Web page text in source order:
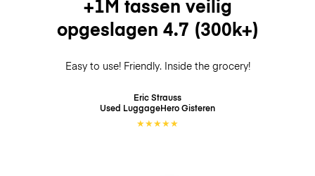
+1M tassen veilig
opgeslagen 4.7 (300k+)
Easy to use! Friendly. Inside the grocery!
Eric Strauss
Used LuggageHeroGisteren
★★★★★